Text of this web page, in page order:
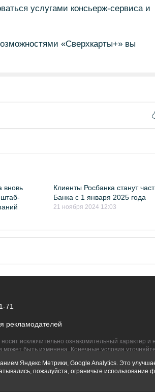
услугами консьерж-сервиса и
«Сверхкарты+» вы
вновь
Клиенты Росбанка станут
Банка с 1 января 2025 года
21 ноября 2024 12:03
71
рекламодателей
исключительно ознакомительный характер
быть изменена. Конечные условия
Яндекс Метрики, Google Analytics. Это
пожалуйста, ограничьте использование